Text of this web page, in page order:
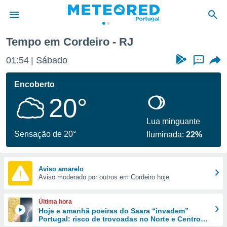
da
foi
fornecidas
a este
das
e
forma
digital
Tempo em Cordeiro - RJ
01:54 Sábado ...
Encoberto
20°
Sensação de 20°
Lua minguante
Iluminada:22%
Aviso amarelo
Aviso moderado por outros em Cordeiro hoje
Última hora
Hoje e amanhã poeiras do Saara “invadem”
Portugal: risco de trovoadas no Norte e Centro